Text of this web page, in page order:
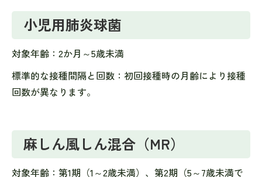
小児用肺炎球菌
対象年齢：2か月～5歳未満
標準的な接種間隔と回数：初回接種時の月齢により接種
回数が異なります。
麻しん風しん混合（MR）
対象年齢：第1期（1～2歳未満）、第2期（5～7歳未満で